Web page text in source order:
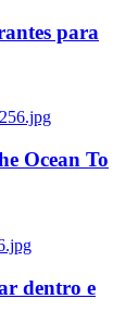
para
Ocean To
dentro e